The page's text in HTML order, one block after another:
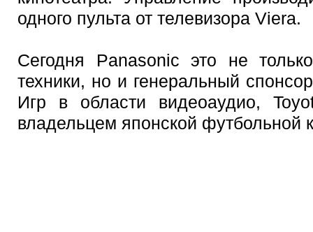
одного пульта от телевизора Viera.
Сегодня Panasonic это не
техники, но и генеральный
Игр в области видеоаудио,
владельцем японской футбольной